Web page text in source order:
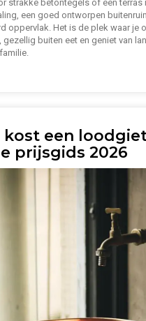
strakke betontegels of een terras
een goed ontworpen
oppervlak. Het is de plek waar je
buiten eet en geniet van
kost een
prijsgids 2026